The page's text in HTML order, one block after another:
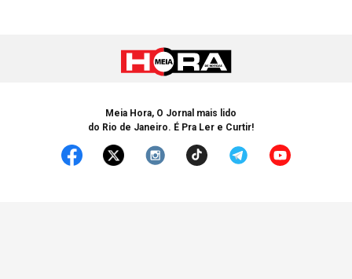
Meia Hora, O Jornal mais lido
do Rio de Janeiro. É Pra Ler e Curtir!